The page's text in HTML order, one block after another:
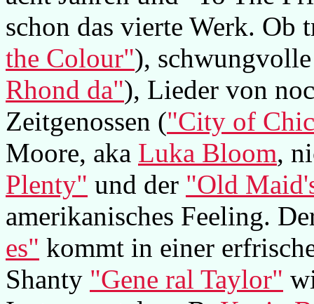
schon das vierte Werk. Ob
the Colour"),
Rhond da"), Lieder von
Zeitgenossen ("City of
Moore, aka Luka Bloom,
Plenty" und der "Old
amerikanisches Feeling.
es" kommt in einer
Shanty "Gene ral Taylor"